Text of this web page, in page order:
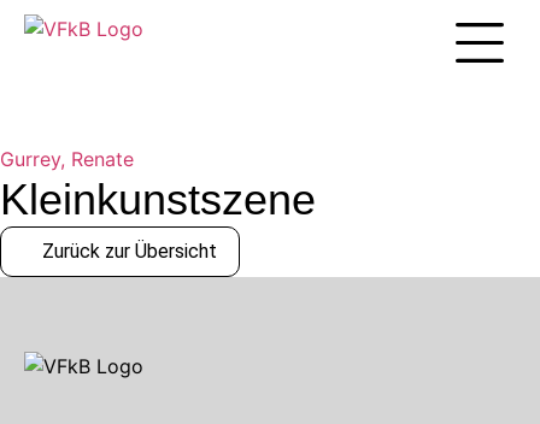
Gurrey, Renate
Kleinkunstszene
Zurück zur Übersicht